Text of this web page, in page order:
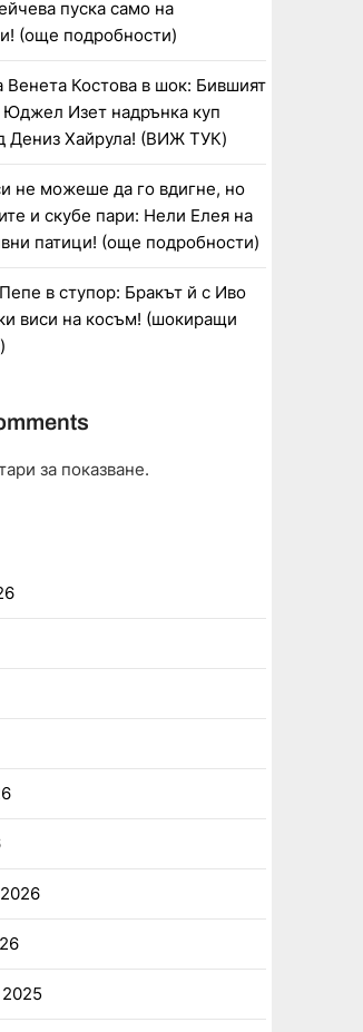
пуска само на
(още подробности)
Венета Костова в шок: Бившият
Юджел Изет надрънка куп
Дениз Хайрула! (ВИЖ ТУК)
не можеше да го вдигне, но
и скубе пари: Нели Елея на
патици! (още подробности)
в ступор: Бракът й с Иво
виси на косъм! (шокиращи
за показване.